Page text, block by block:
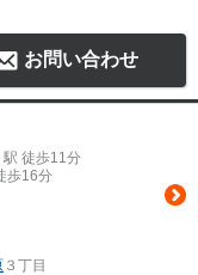
お問い合わせ
駅 徒歩11分
歩16分
３丁目